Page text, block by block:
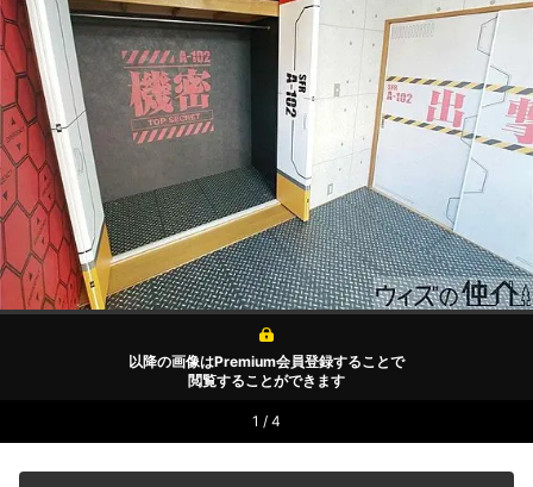
以降の画像はPremium会員登録することで
閲覧することができます
1 / 4